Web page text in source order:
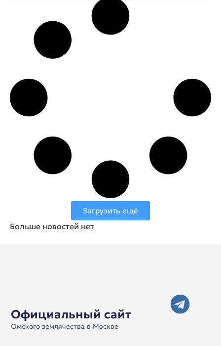
Загрузить ещё
Больше новостей нет
Официальный сайт
Омского землячества в Москве